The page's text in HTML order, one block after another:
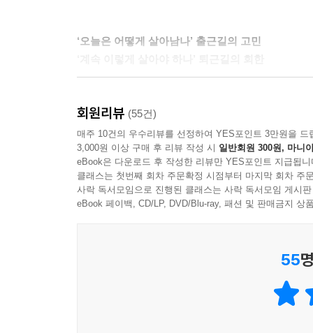
〔출근길의 철학〕 회사에서는 인간적인 것이 약
〔퇴근길의 명상〕 회사는 정의구현사제단이 아니
19 비굴과 처신
〔출근길의 철학〕 퇴출당한 전력은 숨겨야 하는가
〔퇴근길의 명상〕 최후에 웃는 자가 가장 행복한
다. 이 부분이 먼저 해결되지 않으면 그 어떤 충정
(‘먼저 창끝을 나란히 하라’에서)
--- 본문 중에서
‘오늘은 어떻게 살아남나’ 출근길의 고민
하지만 오가는 여정에서 마주치는 얼굴들에서
오늘도 떠나는 여행. 정거장이 바뀔 때마다 여행
내가 오늘 가는 이 길이 내 인생의 유일한 길일까?
이렇게 출퇴근길은 하루 중 가장 복잡한 마음을 품
《출근길의 철학 퇴근길의 명상》은 우리가 매
희망을 위해 지금 내가 짊어져야 할 것과 내려놓
회원리뷰 (55건)
매주 10건의 우수리뷰를 선정하여 YES포인트 3만원을 드
3,000원 이상 구매 후 리뷰 작성 시 일반회원 300원, 마니
eBook은 다운로드 후 작성한 리뷰만 YES포인트 지급됩니
클래스는 첫번째 회차 주문확정 시점부터 마지막 회차 주
사락 독서모임으로 진행된 클래스는 사락 독서모임 게시
eBook 페이백, CD/LP, DVD/Blu-ray, 패션 및 판매금지 상
55